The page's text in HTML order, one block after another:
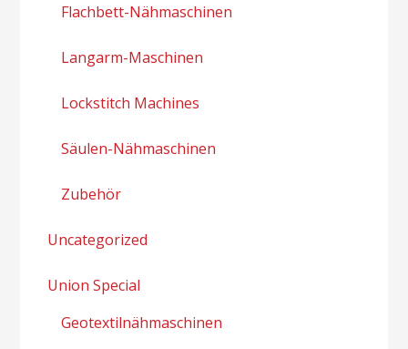
Flachbett-Nähmaschinen
Langarm-Maschinen
Lockstitch Machines
Säulen-Nähmaschinen
Zubehör
Uncategorized
Union Special
Geotextilnähmaschinen